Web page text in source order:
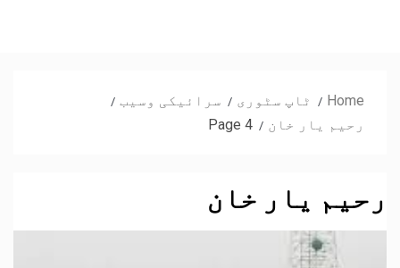
Home ٹاپ سٹوری
سرائیکی وسیب
رحیم یار خان
Page 4
رحیم یار خان